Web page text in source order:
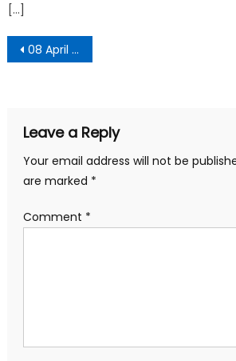
[…]
08 April 2022 Daily Current Affairs in Hindi PDF
Leave a Reply
Your email address will not be
are marked *
Comment *